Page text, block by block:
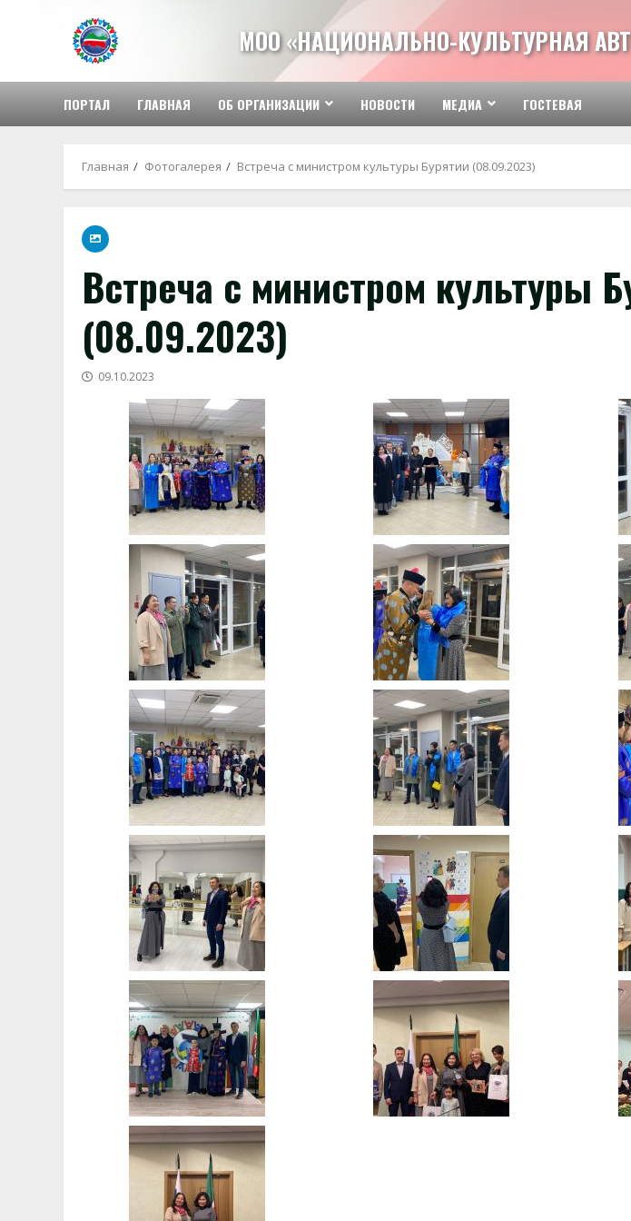
содержимому
МОО «НАЦИОНАЛЬНО-КУЛЬТУРНАЯ
ПОРТАЛ ГЛАВНАЯ ОБ ОРГАНИЗАЦИИ НОВОСТИ МЕДИА ГОСТЕВАЯ
Главная Фотогалерея Встреча с министром культуры Бурятии (08.09.2023)
Встреча с министром культуры
(08.09.2023)
09.10.2023